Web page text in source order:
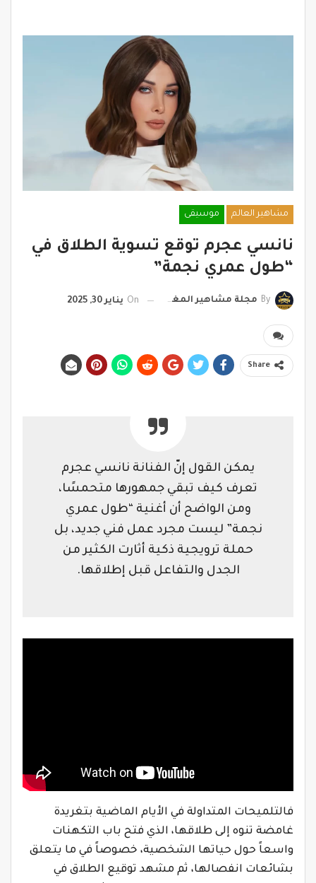
مشاهير العالم موسيقى
نانسي عجرم توقع تسوية الطلاق في
“طول عمري نجمة”
By مجلة مشاهير المغرب On يناير 30, 2025
Share
يمكن القول إنّ الفنانة نانسي عجرم
تعرف كيف تبقي جمهورها متحمسًا،
ومن الواضح أن أغنية “طول عمري
نجمة” ليست مجرد عمل فني جديد، بل
حملة ترويجية ذكية أثارت الكثير من
الجدل والتفاعل قبل إطلاقها.
فالتلميحات المتداولة في الأيام الماضية بتغريدة
غامضة تنوه إلى طلاقها، الذي فتح باب التكهنات
واسعاً حول حياتها الشخصية، خصوصاً في ما يتعلق
بشائعات انفصالها، ثم مشهد توقيع الطلاق في